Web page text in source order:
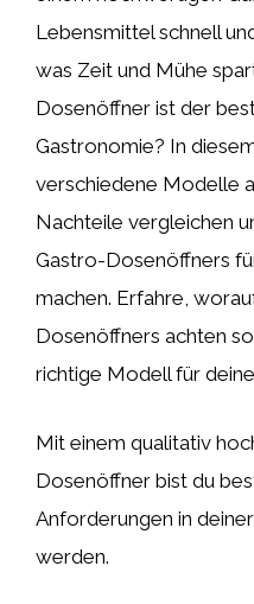
Lebensmittel schnell
was Zeit und Mühe
Dosenöffner ist der
Gastronomie? In
verschiedene Modelle
Nachteile vergleichen
Gastro-Dosenöffners
machen. Erfahre,
Dosenöffners achten
richtige Modell für
Mit einem qualitativ
Dosenöffner bist du
Anforderungen in
werden.